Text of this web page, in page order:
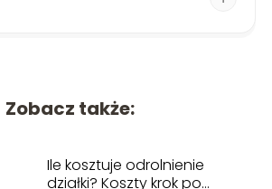
Zobacz także:
Ile kosztuje odrolnienie
działki? Koszty krok po